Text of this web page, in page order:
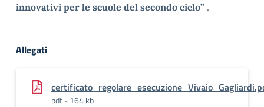
innovativi per le scuole del secondo ciclo” .
Allegati
pdf - 164 kb